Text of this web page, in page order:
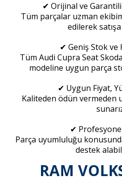
✔ Orijinal ve Garantili
Tüm parçalar uzman
edilerek
✔ Geniş Stok ve
Tüm Audi Cupra Seat
modeline uygun parça
✔ Uygun Fiyat,
Kaliteden ödün vermeden
✔
Parça uyumluluğu
destek
RAM